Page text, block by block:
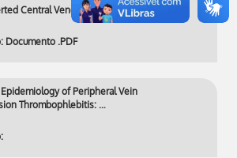
Central Venous Catheters …
Documento .PDF
of Peripheral Vein
Thrombophlebitis: …